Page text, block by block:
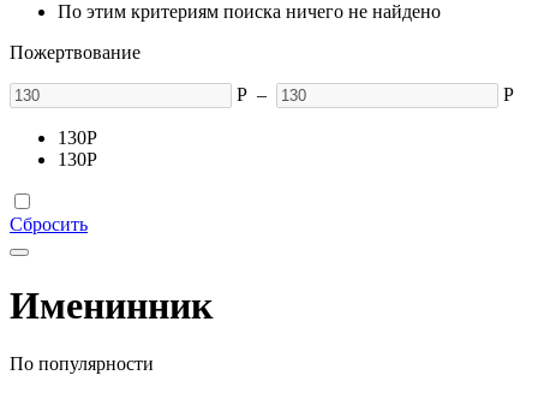
По этим критериям поиска ничего не найдено
Пожертвование
Р – Р
130Р
130Р
Сбросить
Именинник
По популярности